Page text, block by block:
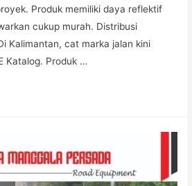
Produk memiliki daya reflektif
cukup murah. Distribusi
Kalimantan, cat marka jalan kini
Katalog. Produk …